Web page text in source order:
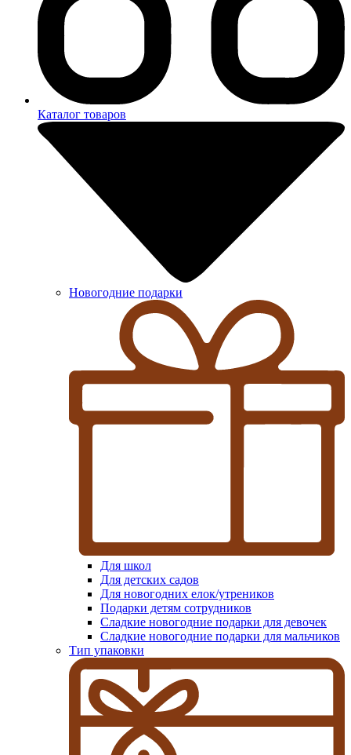
Каталог товаров
Новогодние подарки
Для школ
Для детских садов
Для новогодних елок/утреников
Подарки детям сотрудников
Сладкие новогодние подарки для девочек
Сладкие новогодние подарки для мальчиков
Тип упаковки